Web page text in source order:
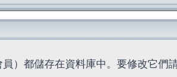
）都儲存在資料庫中。要修改它們